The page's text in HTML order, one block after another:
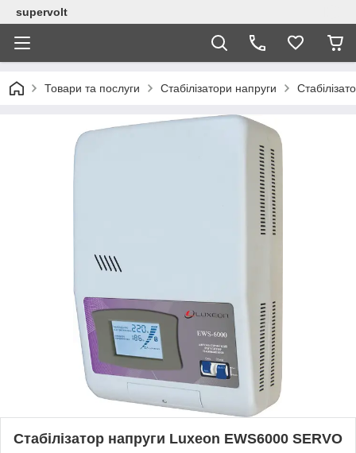
supervolt
Товари та послуги Стабілізатори напруги
Стабілізатор напруги Luxeon EWS6000 SERVO